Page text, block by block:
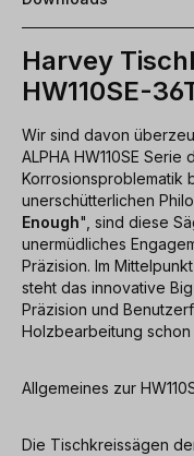
Harvey
HW110SE-
Wir sind davon
ALPHA HW110SE
Korrosionsproblematik
unerschütterlichen
Enough", sind diese
unermüdliches
Präzision. Im
steht das innovative
Präzision und
Holzbearbeitung
Allgemeines zur
Die Tischkreissägen